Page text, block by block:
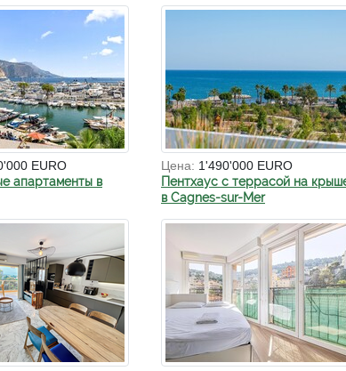
EURO
апартаменты в
Цена: 1'490'000 EURO
Пентхаус с террасой на
в Cagnes-sur-Mer